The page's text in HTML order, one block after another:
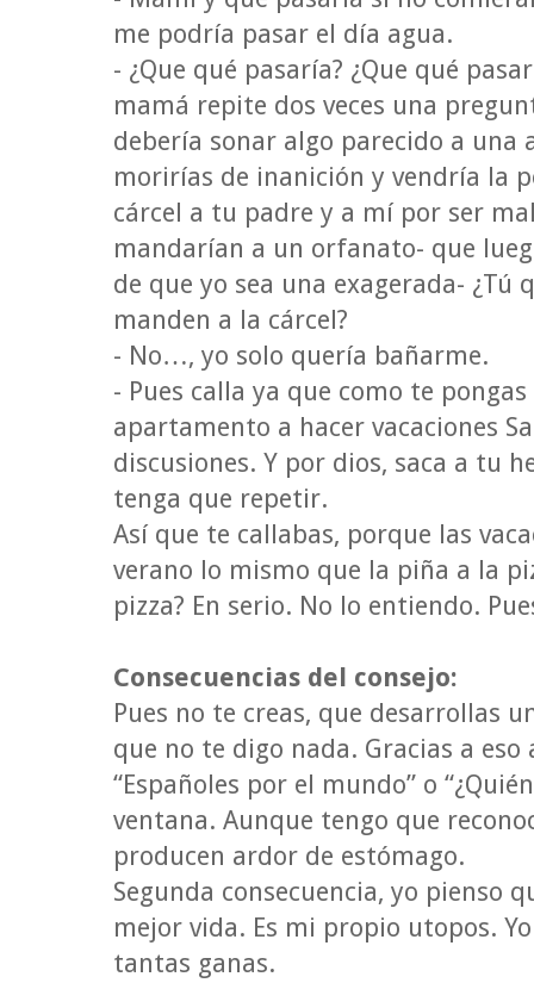
me podría pasar el día agua.
- ¿Que qué pasaría? ¿Que qué
mamá repite dos veces una
debería sonar algo parecido a
morirías de inanición y vendría la
cárcel a tu padre y a mí por ser
mandarían a un orfanato- que
de que yo sea una exagerada- ¿Tú
manden a la cárcel?
- No…, yo solo quería bañarme.
- Pues calla ya que como te
apartamento a hacer vacaciones
discusiones. Y por dios, saca a tu
tenga que repetir.
Así que te callabas, porque las
verano lo mismo que la piña a la
pizza? En serio. No lo entiendo.
Consecuencias del consejo:
Pues no te creas, que desarrollas
que no te digo nada. Gracias a eso
“Españoles por el mundo” o
ventana. Aunque tengo que
producen ardor de estómago.
Segunda consecuencia, yo pienso
mejor vida. Es mi propio utopos.
tantas ganas.